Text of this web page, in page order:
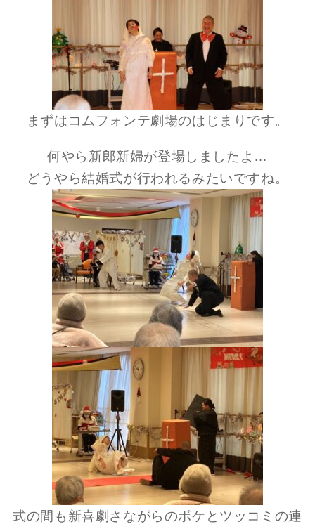
まずはコムフォンテ劇場のはじまりです。
何やら新郎新婦が登場しましたよ…
どうやら結婚式が行われるみたいですね。
式の間も新喜劇さながらのボケとツッコミの連